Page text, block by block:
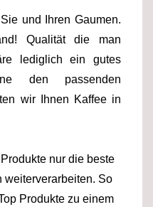
und Ihren Gaumen.
Qualität die man
lediglich ein gutes
den passenden
wir Ihnen Kaffee in
nur die beste
weiterverarbeiten. So
Produkte zu einem